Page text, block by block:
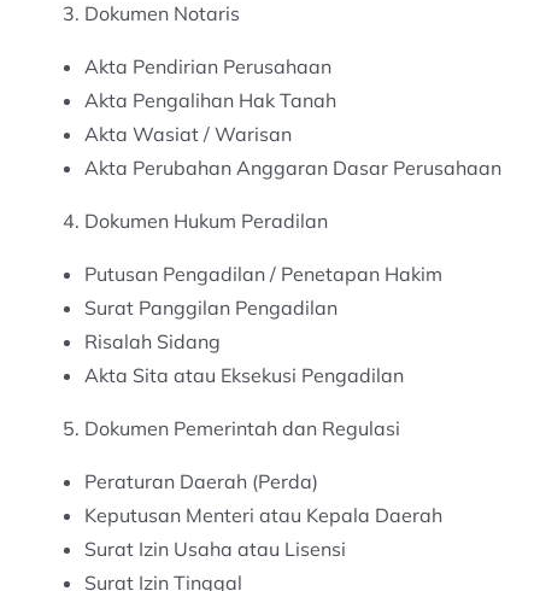
Dokumen Notaris
Akta Pendirian Perusahaan
Akta Pengalihan Hak Tanah
Akta Wasiat / Warisan
Akta Perubahan Anggaran Dasar Perusahaan
Dokumen Hukum Peradilan
Putusan Pengadilan / Penetapan Hakim
Surat Panggilan Pengadilan
Risalah Sidang
Akta Sita atau Eksekusi Pengadilan
Dokumen Pemerintah dan Regulasi
Peraturan Daerah (Perda)
Keputusan Menteri atau Kepala Daerah
Surat Izin Usaha atau Lisensi
Surat Izin Tinggal